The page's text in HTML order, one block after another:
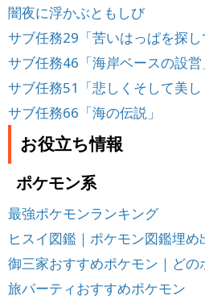
闇夜に浮かぶともしび
サブ任務29「苦いはっぱを探し
サブ任務46「海岸ベースの設営
サブ任務51「悲しくそして美し
サブ任務66「海の伝説」
お役立ち情報
ポケモン系
最強ポケモンランキング
ヒスイ図鑑｜ポケモン図鑑埋め
御三家おすすめポケモン｜どの
旅パーティおすすめポケモン